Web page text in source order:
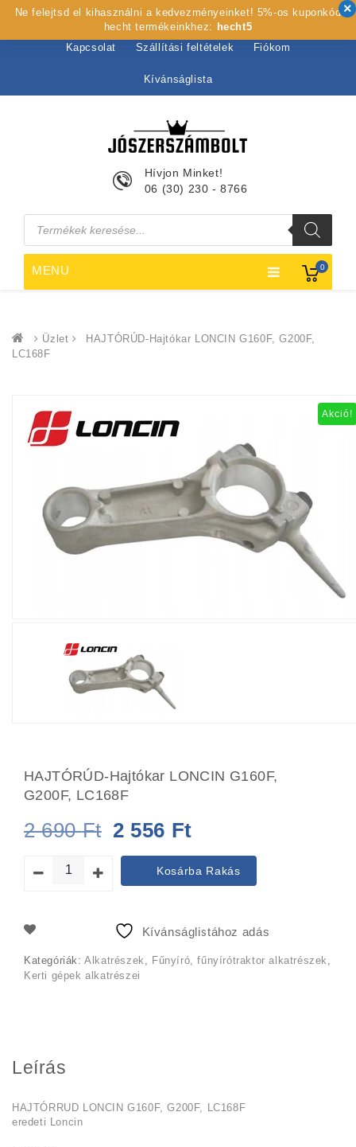
Kezdőlap Rólunk Webshop Szolgáltatások
Kapcsolat Szállítási feltételek Fiókom
Kívánságlista
0
Hívjon Minket!
06 (30) 230 - 8766
Products
search
MENU
Üzlet
HAJTÓRÚD-Hajtókar LONCIN G160F, G200F,
LC168F
Akció!
HAJTÓRÚD-Hajtókar LONCIN G160F,
G200F, LC168F
2 690Ft Original
price
was:
2
2 556 Ft
price
is:
Kosárba Rakás
Kívánságlistához adás
Kategóriák:Alkatrészek Fűnyíró, fűnyírótraktor alkatrészek
Kerti gépek alkatrészei
Leírás
HAJTÓRRUD LONCIN G160F, G200F, LC168F
eredeti Loncin
Ne felejtsd el kihasználni a kedvezményeinket! 5%-os kuponkód
hecht termékeinkhez: hecht5